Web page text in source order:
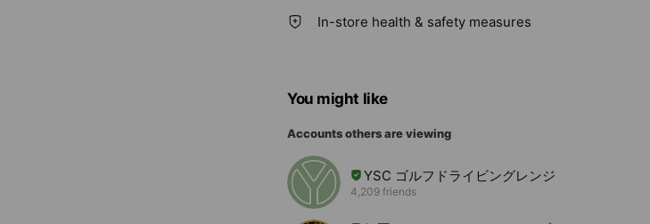
In-store health & safety measures
You might like
Accounts others are viewing
YSC ゴルフドライビングレンジ
4,209 friends